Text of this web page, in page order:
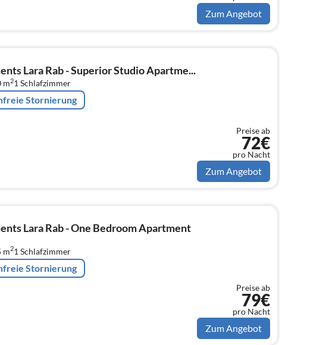
Zum Angebot
Lara Rab - Superior Studio Apartme...
m21 Schlafzimmer
Stornierung
Preise ab
72€
pro Nacht
Zum Angebot
Lara Rab - One Bedroom Apartment
m21 Schlafzimmer
Stornierung
Preise ab
79€
pro Nacht
Zum Angebot